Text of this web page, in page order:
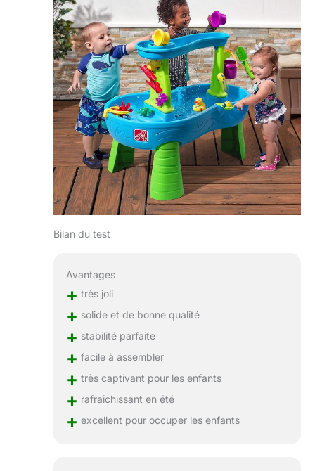
conçoit et produit
des produits
formidables et
éducatifs pour les
enfants âgés de 9
mois à 10 ans. Pour
l'intérieur et
l'extérieur, pour
jouer et apprendre.
L'offre comprend
des tables d’eau,
des cuisines de
jeux et des
équipements de
votre écoute pour
envoyez-nous
simplement un
message.
Bilan du test
Avantages
+ très joli
+ solide et de bonne qualité
+ stabilité parfaite
+ facile à assembler
+ très captivant pour les enfants
+ rafraîchissant en été
+ excellent pour occuper les enfants